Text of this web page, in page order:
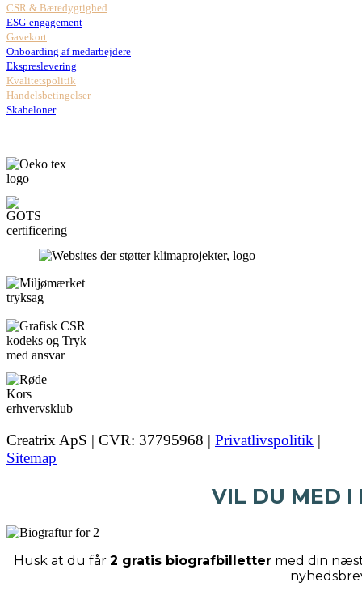
CSR & Bæredygtighed
ESG-engagement
Gavekort
Onboarding af medarbejdere
Ekspreslevering
Kvalitetspolitik
Handelsbetingelser
Skabeloner
Creatrix ApS | CVR: 37795968 | Privatlivspolitik |
Sitemap
VIL DU MED I
Husk at du får 2 gratis biografbillettermed din